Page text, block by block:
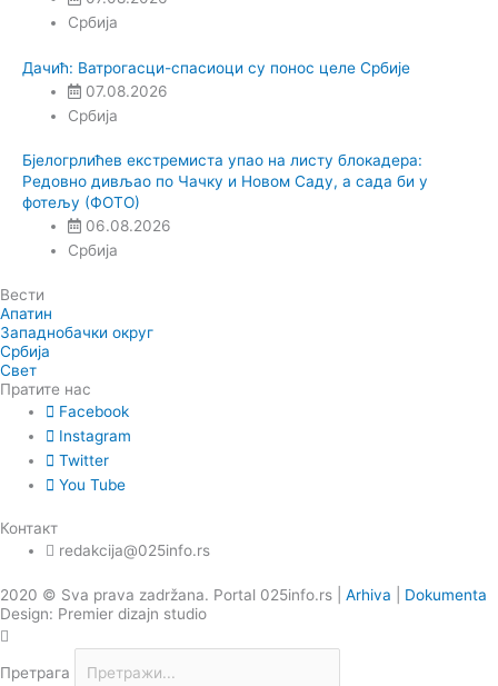
Србија
Дачић: Ватрогасци-спасиоци су понос целе Србије
07.08.2026
Србија
Бјелогрлићев екстремиста упао на листу блокадера:
Редовно дивљао по Чачку и Новом Саду, а сада би у
фотељу (ФОТО)
06.08.2026
Србија
Вести
Апатин
Западнобачки округ
Србија
Свет
Пратите нас
Facebook
Instagram
Twitter
You Tube
Контакт
redakcija@025info.rs
2020 © Sva prava zadržana. Portal 025info.rs | Arhiva
Dokumenta
Design: Premier dizajn studio
Претрага